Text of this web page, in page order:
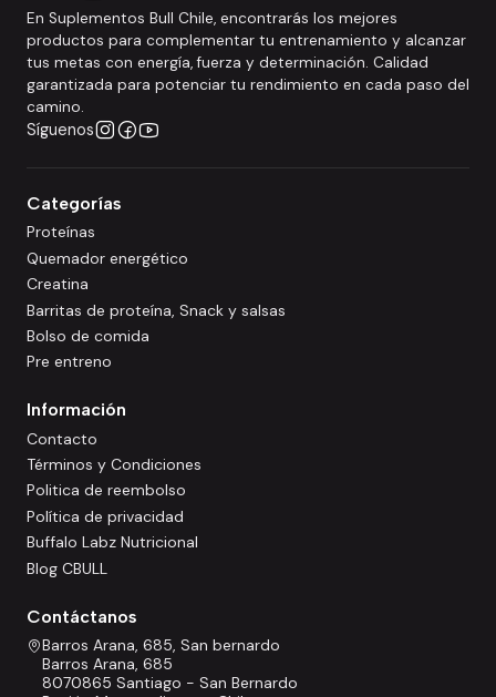
En Suplementos Bull Chile, encontrarás los mejores
productos para complementar tu entrenamiento y alcanzar
tus metas con energía, fuerza y determinación. Calidad
garantizada para potenciar tu rendimiento en cada paso del
camino.
Síguenos
Categorías
Proteínas
Quemador energético
Creatina
Barritas de proteína, Snack y salsas
Bolso de comida
Pre entreno
Información
Contacto
Términos y Condiciones
Politica de reembolso
Política de privacidad
Buffalo Labz Nutricional
Blog CBULL
Contáctanos
Barros Arana, 685, San bernardo
Barros Arana, 685
8070865 Santiago - San Bernardo